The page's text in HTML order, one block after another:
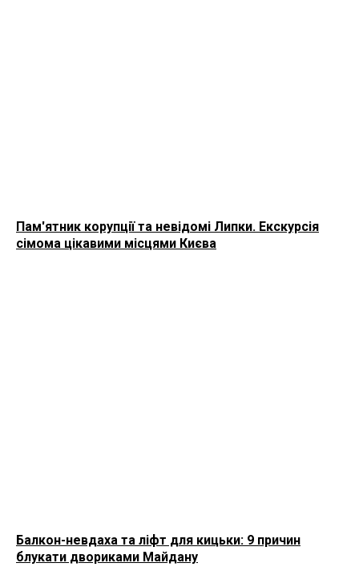
Пам'ятник корупції та невідомі Липки. Екскурсія
сімома цікавими місцями Києва
Балкон-невдаха та ліфт для кицьки: 9 причин
блукати двориками Майдану